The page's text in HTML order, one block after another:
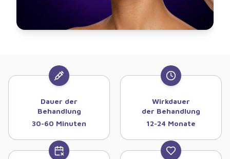
Dauer der
Behandlung
30-60 Minuten
Wirkdauer
der Behandlung
12-24 Monate